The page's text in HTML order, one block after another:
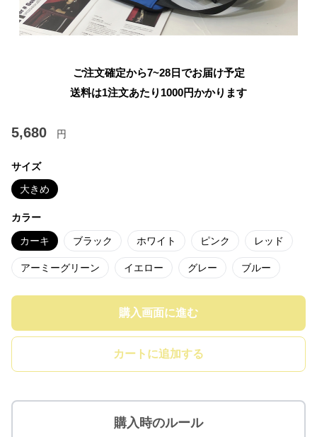
ご注文確定から7~28日でお届け予定
送料は1注文あたり 1000円かかります
5,680 円
サイズ
大きめ
カラー
カーキ ブラック ホワイト ピンク レッド
アーミーグリーン イエロー グレー ブルー
購入画面に進む
カートに追加する
購入時のルール